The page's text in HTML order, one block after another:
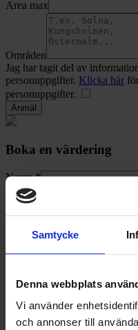
Samtycke
Denna webbplats
Vi använder
och annonser till
Area max
Områden
Jag har tagit del av
personuppgifter. Klicka här
personuppgifter.
Boka en värdering
Namn *
Mailadress *
Telefonnummer *
Antal rum
Våning
Balkong